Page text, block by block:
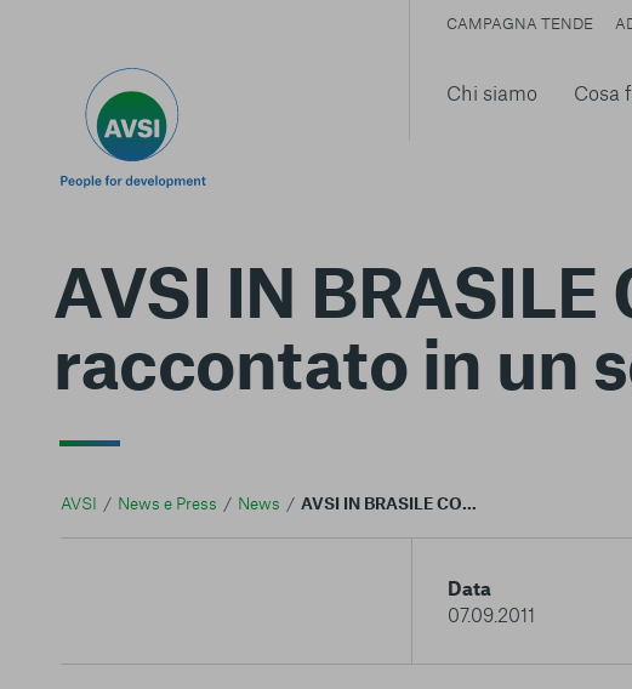
Chi siamo Cosa
CAMPAGNA TENDE
AVSI IN
raccontato in un
AVSI News e Press News AVSI IN BRASILE CON LA FIAT Il progetto raccontato in un servizio tv di Rai News 24
Data
07.09.2011